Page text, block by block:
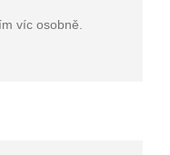
víc osobně.